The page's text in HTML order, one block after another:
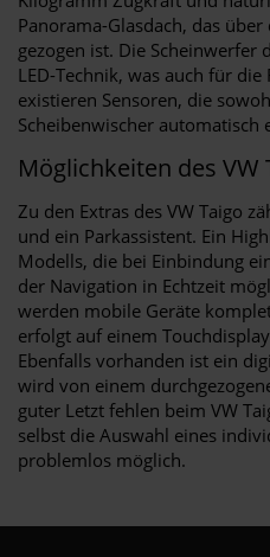
Panorama-Glasdach, das
gezogen ist. Die Scheinwerfer
LED-Technik, was auch für
existieren Sensoren, die
Scheibenwischer automatisch
Möglichkeiten des VW
Zu den Extras des VW Taigo
und ein Parkassistent. Ein
Modells, die bei Einbindung
der Navigation in Echtzeit
werden mobile Geräte
erfolgt auf einem
Ebenfalls vorhanden ist ein
wird von einem
guter Letzt fehlen beim VW
selbst die Auswahl eines
problemlos möglich.